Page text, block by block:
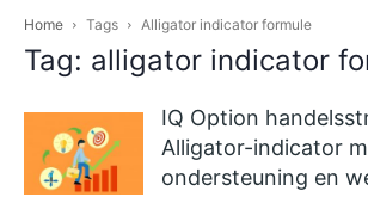
Home Tags Alligator indicator formule
Tag: alligator indicator
IQ Option
Alligator-indicator
ondersteuning en